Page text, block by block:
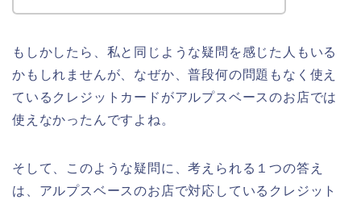
もしかしたら、私と同じような疑問を感じた人もいる
かもしれませんが、なぜか、普段何の問題もなく使え
ているクレジットカードがアルプスベースのお店では
使えなかったんですよね。
そして、このような疑問に、考えられる１つの答え
は、アルプスベースのお店で対応しているクレジット